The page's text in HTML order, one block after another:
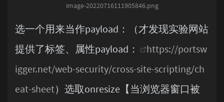
image-20220716111905846.png
选一个用来当作payload：（才发现实验网站
提供了标签、属性payload：
https://portsw
igger.net/web-security/cross-site-scripting/ch
eat-sheet）选取onresize【当浏览器窗口被